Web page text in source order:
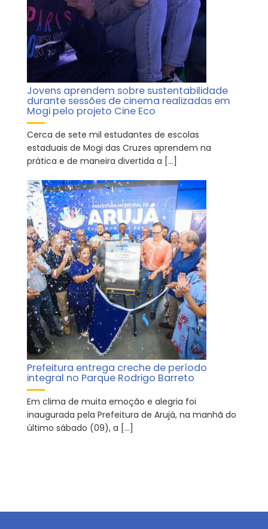
Jovens aprendem sobre sustentabilidade
durante sessões de cinema realizadas em
Mogi pelo projeto Cine Eco
Cerca de sete mil estudantes de escolas
estaduais de Mogi das Cruzes aprendem na
prática e de maneira divertida a […]
Prefeitura entrega creche de período
integral no Parque Rodrigo Barreto
Em clima de muita emoção e alegria foi
inaugurada pela Prefeitura de Arujá, na manhã do
último sábado (09), a […]